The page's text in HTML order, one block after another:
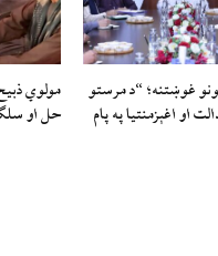
غوښتنه؛ “د مرستو
او اغېزمنتیا په پام
حل او